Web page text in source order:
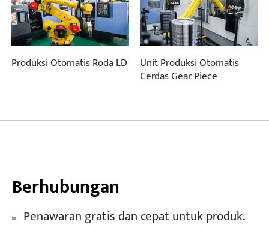
Produksi Otomatis Roda LD Unit Produksi Otomatis
Cerdas Gear Piece
Berhubungan
Penawaran gratis dan cepat untuk produk.